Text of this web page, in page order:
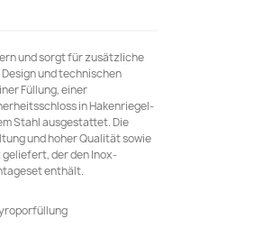
und sorgt für zusätzliche
und technischen
Füllung, einer
in Hakenriegel-
Stahl ausgestattet. Die
und hoher Qualität sowie
der den Inox-
enthält.